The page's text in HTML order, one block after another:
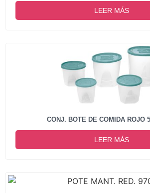
LEER MÁS
CONJ. BOTE DE COMIDA ROJO
LEER MÁS